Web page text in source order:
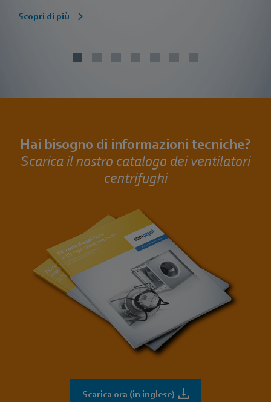
Scopri di più
Hai bisogno di informazioni tecniche?
Scarica il nostro catalogo dei ventilatori
centrifughi
Scarica ora (in inglese)